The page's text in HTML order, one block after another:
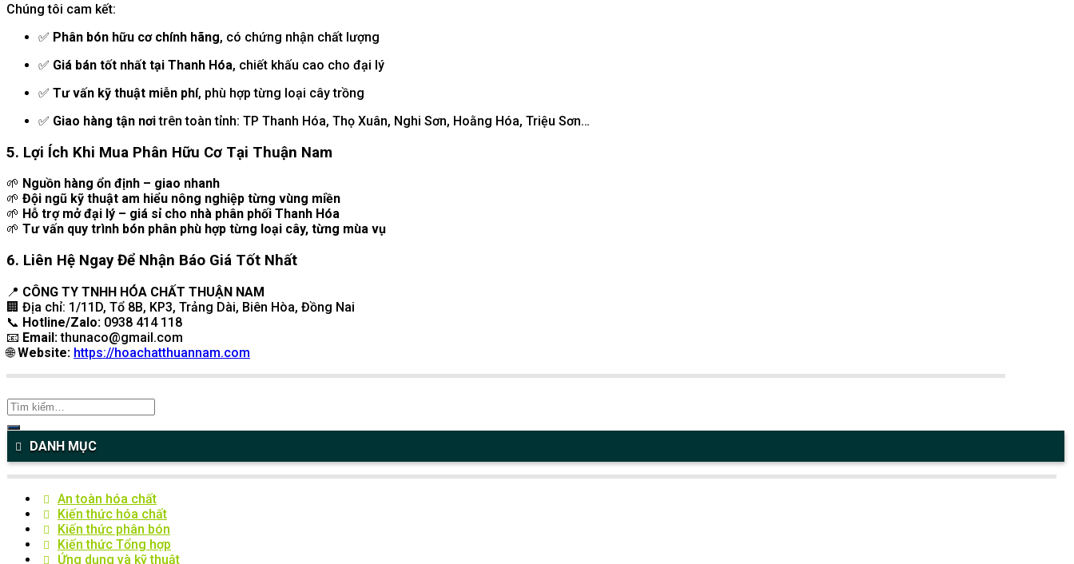
Chúng tôi cam kết:
✅ Phân bón hữu cơ chính hãng, có chứng nhận chất lượng
✅ Giá bán tốt nhất tại Thanh Hóa, chiết khấu cao cho đại lý
✅ Tư vấn kỹ thuật miễn phí, phù hợp từng loại cây trồng
✅ Giao hàng tận nơitrên toàn tỉnh: TP Thanh Hóa, Thọ Xuân, Nghi Sơn, Hoằng Hóa, Triệu Sơn…
5. Lợi Ích Khi Mua Phân Hữu Cơ Tại Thuận Nam
🌱 Nguồn hàng ổn định – giao nhanh
🌱 Đội ngũ kỹ thuật am hiểu nông nghiệp từng vùng miền
🌱 Hỗ trợ mở đại lý – giá sỉ cho nhà phân phối Thanh Hóa
🌱 Tư vấn quy trình bón phân phù hợp từng loại cây, từng mùa vụ
6. Liên Hệ Ngay Để Nhận Báo Giá Tốt Nhất
📍 CÔNG TY TNHH HÓA CHẤT THUẬN NAM
🏢 Địa chỉ: 1/11D, Tổ 8B, KP3, Trảng Dài, Biên Hòa, Đồng Nai
📞 Hotline/Zalo: 0938 414 118
📧 Email: thunaco@gmail.com
🌐Website: https://hoachatthuannam.com
DANH MỤC
An toàn hóa chất
Kiến thức hóa chất
Kiến thức phân bón
Kiến thức Tổng hợp
Ứng dụng và kỹ thuật